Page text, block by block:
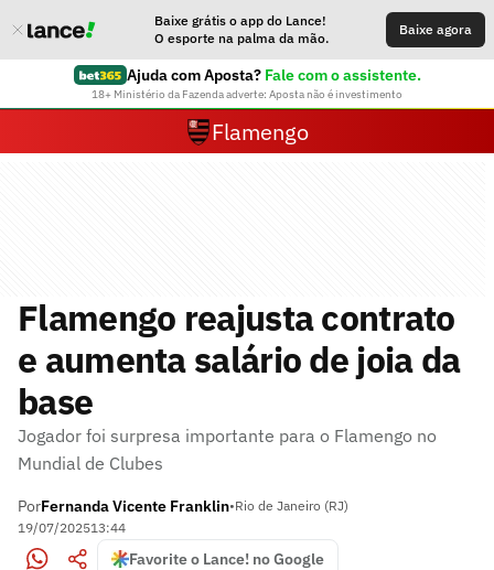
Baixe grátis o app do Lance!
O esporte na palma da mão.
Baixe agora
Ajuda com Aposta? Fale com o assistente.
18+ Ministério da Fazenda adverte: Aposta não é investimento
Flamengo
Flamengo reajusta contrato
e aumenta salário de joia da
base
Jogador foi surpresa importante para o Flamengo no
Mundial de Clubes
PorFernanda Vicente Franklin•Rio de Janeiro (RJ)
19/07/202513:44
Favorite o Lance! no Google